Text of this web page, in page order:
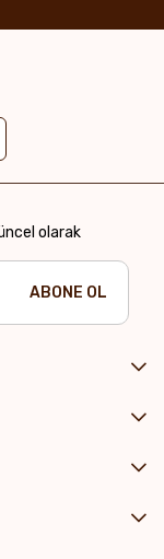
olarak
ABONE OL